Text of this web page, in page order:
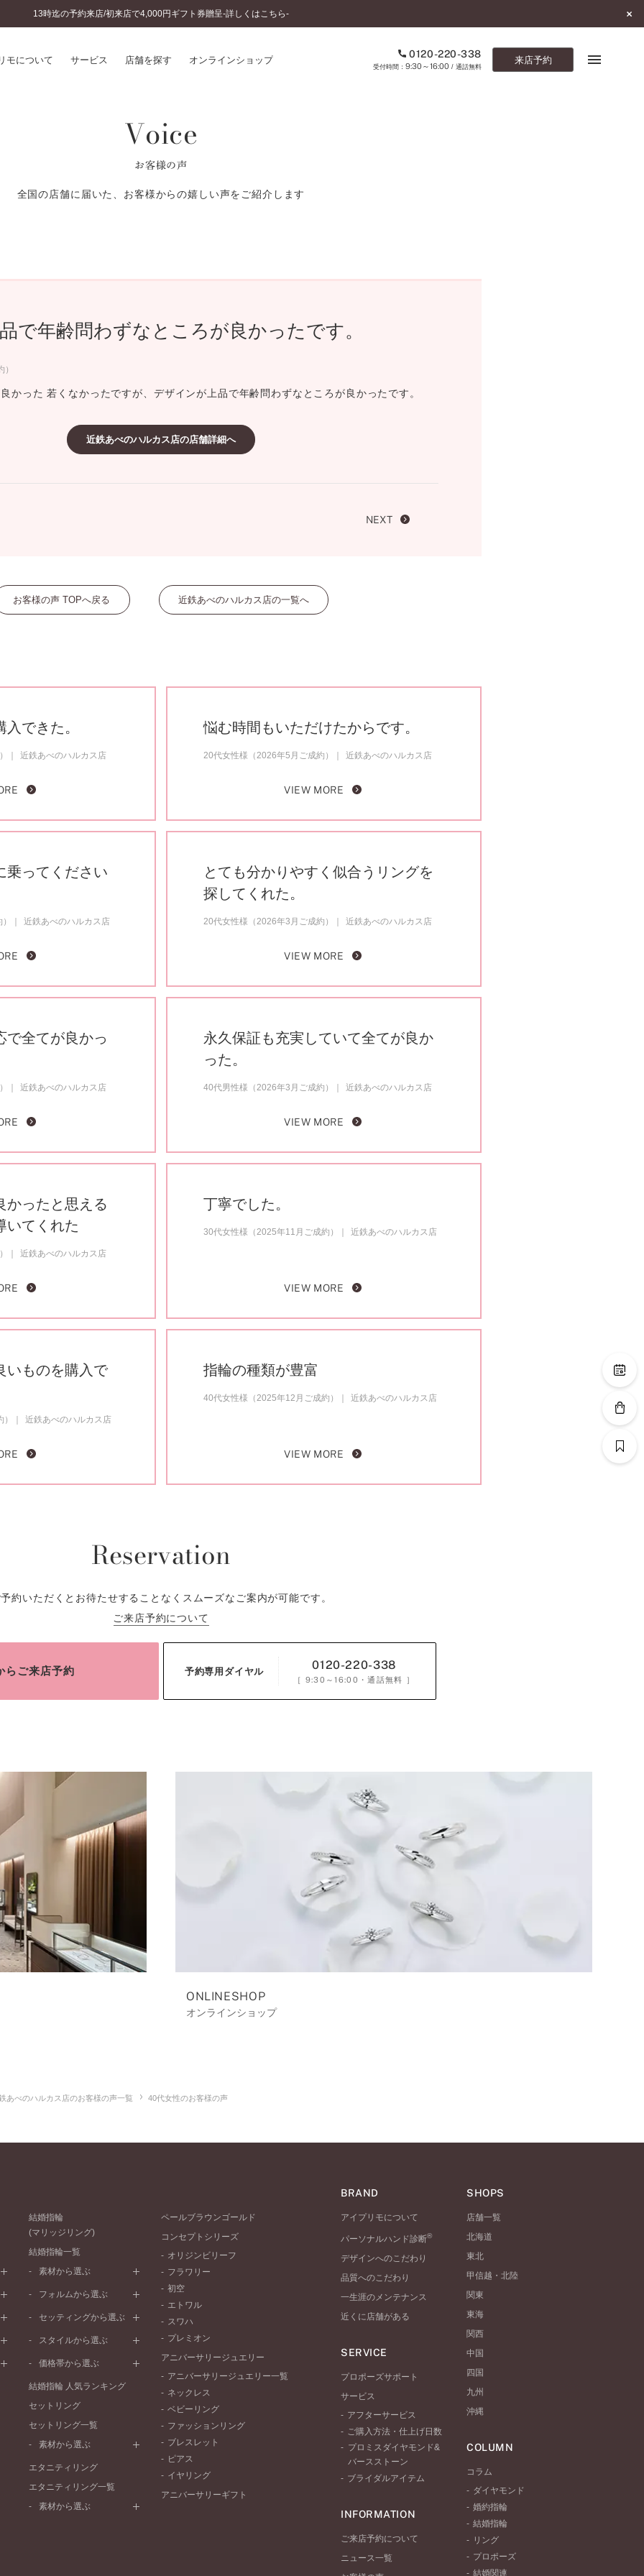
13時迄の予約来店/初来店で4,000円ギフト券贈呈-詳しくはこちら-
モについて サービス 店舗を探す オンラインショップ 0120-220-338
9:30～16:00/ 通話無料
来店予約
のこだわり
スダイヤモンド&バースストー
ーズサポート
予約について
婚約指輪とは
結婚指輪とは
セットリングとは
ショップブログ
Voice
お客様の声
全国の店舗に届いた、お客様からの嬉しい声をご紹介します
で年齢問わずなところが良かったです。
かった 若くなかったですが、デザインが上品で年齢問わずなところが良かったです。
近鉄あべのハルカス店の店舗詳細へ
NEXT
お客様の声 TOPへ戻る 近鉄あべのハルカス店の一覧へ
できた。
近鉄あべのハルカス店
悩む時間もいただけたからです。
20代女性様（2026年5月ご成約） 近鉄あべのハルカス店
VIEW MORE
乗ってください
近鉄あべのハルカス店
とても分かりやすく似合うリングを
探してくれた。
20代女性様（2026年3月ご成約） 近鉄あべのハルカス店
VIEW MORE
で全てが良かっ
近鉄あべのハルカス店
永久保証も充実していて全てが良か
った。
40代男性様（2026年3月ご成約） 近鉄あべのハルカス店
VIEW MORE
かったと思える
いてくれた
近鉄あべのハルカス店
丁寧でした。
30代女性様（2025年11月ご成約） 近鉄あべのハルカス店
VIEW MORE
いものを購入で
近鉄あべのハルカス店
指輪の種類が豊富
40代女性様（2025年12月ご成約） 近鉄あべのハルカス店
VIEW MORE
Reservation
約いただくとお待たせすることなくスムーズなご案内が可能です。
ご来店予約について
らご来店予約 予約専用ダイヤル 0120-220-338
［ 9:30～16:00 ・通話無料 ］
ONLINESHOP
オンラインショップ
あべのハルカス店のお客様の声一覧 40代女性のお客様の声
結婚指輪
(マリッジリング)
結婚指輪一覧
素材から選ぶ
プラチナ
ピンクゴールド
ペールブラウンゴールド
フォルムから選ぶ
ストレートライン
V字ライン
セッティングから選ぶ
プレーン
セベラルメレ
ラインメレ
スタイルから選ぶ
シンプル
モード
エレガント
ゴージャス
価格帯から選ぶ
50万円～
20万円～30万円
10万円～20万円
結婚指輪 人気ランキング
セットリング
セットリング一覧
素材から選ぶ
プラチナ
ペールブラウンゴールド
エタニティリング
エタニティリング一覧
素材から選ぶ
ペールブラウンゴールド
コンセプトシリーズ
オリジンビリーフ
フラワリー
初空
エトワル
スワハ
プレミオン
アニバーサリージュエリー
アニバーサリージュエリー一覧
ネックレス
ベビーリング
ファッションリング
ブレスレット
ピアス
イヤリング
アニバーサリーギフト
BRAND
アイプリモについて
パーソナルハンド診断®
デザインへのこだわり
品質へのこだわり
一生涯のメンテナンス
近くに店舗がある
SERVICE
プロポーズサポート
サービス
アフターサービス
ご購入方法・仕上げ日数
プロミスダイヤモンド&
バースストーン
ブライダルアイテム
INFORMATION
ご来店予約について
ニュース一覧
SHOPS
店舗一覧
北海道
東北
甲信越・北陸
関東
東海
関西
中国
四国
九州
沖縄
COLUMN
コラム
ダイヤモンド
婚約指輪
結婚指輪
リング
プロポーズ
結婚関連